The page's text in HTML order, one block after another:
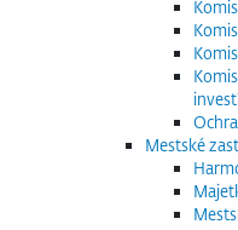
Mestské